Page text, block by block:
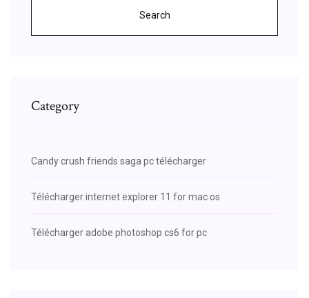
Search
Category
Candy crush friends saga pc télécharger
Télécharger internet explorer 11 for mac os
Télécharger adobe photoshop cs6 for pc